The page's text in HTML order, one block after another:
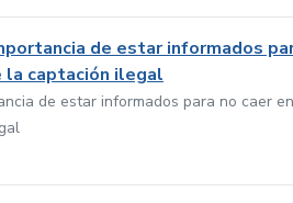
de estar informados
la captación ilegal
de estar informados para no caer